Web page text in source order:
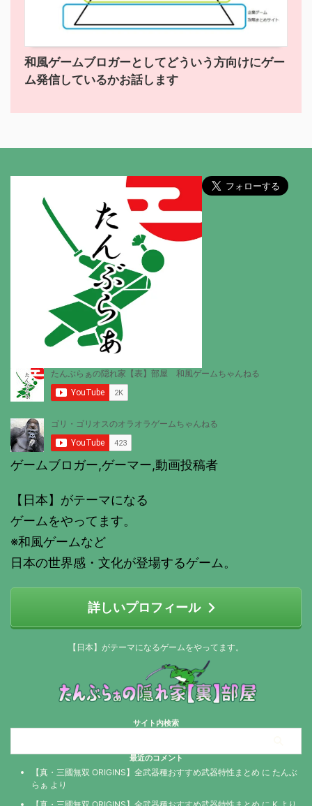
和風ゲームブロガーとしてどういう方向けにゲー
ム発信しているかお話します
ゲームブロガー,ゲーマー,動画投稿者
【日本】がテーマになる
ゲームをやってます。
※和風ゲームなど
日本の世界感・文化が登場するゲーム。
詳しいプロフィール
【日本】がテーマになるゲームをやってます。
サイト内検索
最近のコメント
【真・三國無双 ORIGINS】全武器種おすすめ武器特性まとめ に たんぶ
らぁ より